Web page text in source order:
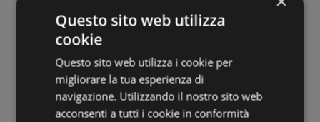
Questo sito web utilizza
cookie
Questo sito web utilizza i cookie per
migliorare la tua esperienza di
navigazione. Utilizzando il nostro sito web
acconsenti a tutti i cookie in conformità